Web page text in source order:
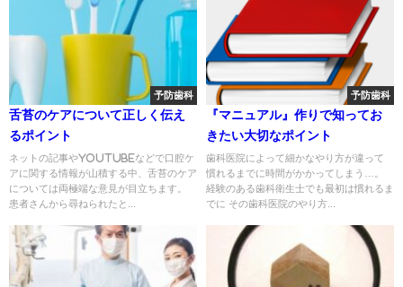
予防歯科
舌苔のケアについて正しく伝え
るポイント
ネットの記事やYouTubeなどで口腔ケ
アに関する情報が山積する中、舌苔のケア
については両極端な意見が目立ちます。
患者さんから尋ねられたと...
予防歯科
『マニュアル』作りで知ってお
きたい大切なポイント
歯科医院によって細かなやり方が違って
慣れるまでに時間がかかってしまう…。
経験のある歯科衛生士でも最初は慣れるま
でに その歯科医院のやり方...